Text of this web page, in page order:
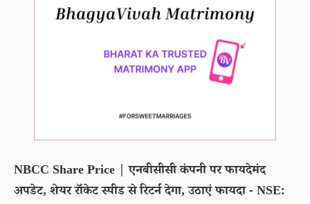
NBCC Share Price | एनबीसीसी कंपनी पर फायदेमंद
अपडेट, शेयर रॉकेट स्पीड से रिटर्न देगा, उठाएं फायदा - NSE: